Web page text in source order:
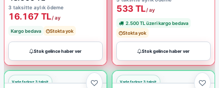
3 taksitte aylık ödeme
16.167 TL/ ay
Kargo bedava Stokta yok
Stok gelince haber ver
533 TL/ ay
2.500 TL üzeri kargo bedava
Stokta yok
Stok gelince haber ver